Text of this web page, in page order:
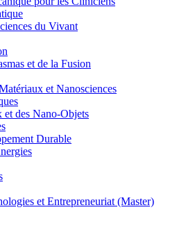
du Vivant
et de la Fusion
et Nanosciences
des Nano-Objets
Durable
et Entrepreneuriat (Master)